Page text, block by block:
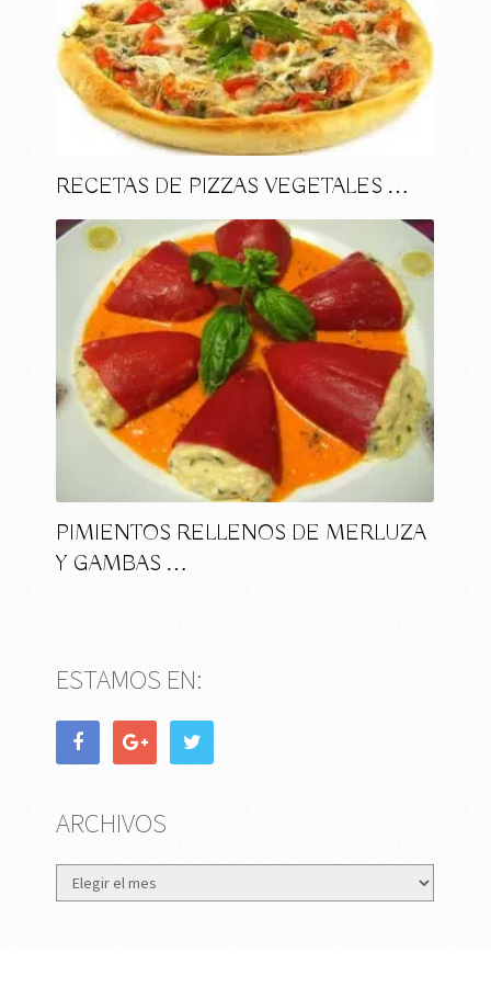
RECETAS DE PIZZAS VEGETALES …
PIMIENTOS RELLENOS DE MERLUZA
Y GAMBAS …
ESTAMOS EN:
ARCHIVOS
Archivos